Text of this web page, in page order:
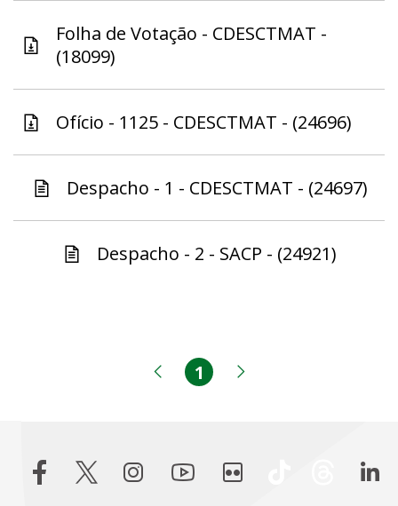
Folha de Votação - CDESCTMAT -
(18099)
Ofício - 1125 - CDESCTMAT - (24696)
Despacho - 1 - CDESCTMAT - (24697)
Despacho - 2 - SACP - (24921)
Página anterior
Página
1